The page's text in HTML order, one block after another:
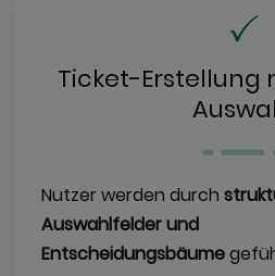
Ticket-
Nutzer werden durch
Auswahlfelder und
Entscheidungsbäume